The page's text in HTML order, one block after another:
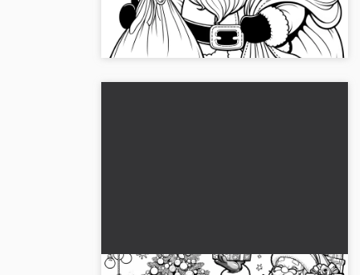
että värität ne. 🎅 Hanki ilmainen
värityskuva!...